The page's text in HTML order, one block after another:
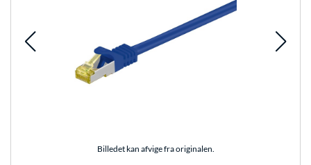
Billedet kan afvige fra originalen.